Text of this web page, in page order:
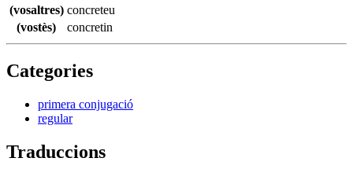
(vosaltres) concreteu
(vostès)
concretin
Categories
primera conjugació
regular
Traduccions